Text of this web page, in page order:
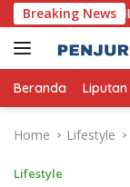
Skip
to
content
Breaking News
Lhong II
Beranda
Home Lifestyle
Lifestyle